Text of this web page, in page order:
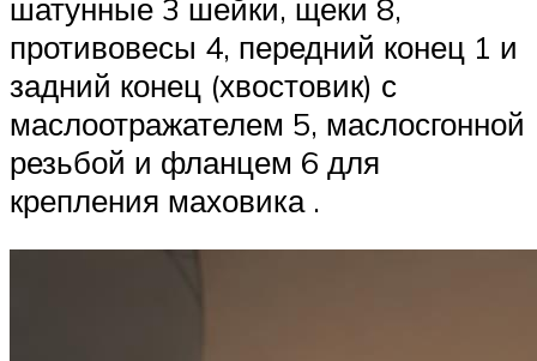
шатунные 3 шейки, щеки 8,
противовесы 4, передний конец 1 и
задний конец (хвостовик) с
маслоотражателем 5, маслосгонной
резьбой и фланцем 6 для
крепления маховика .